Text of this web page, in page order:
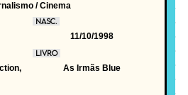
/ Cinema
NASC.
11/10/1998
LIVRO
As Irmãs Blue